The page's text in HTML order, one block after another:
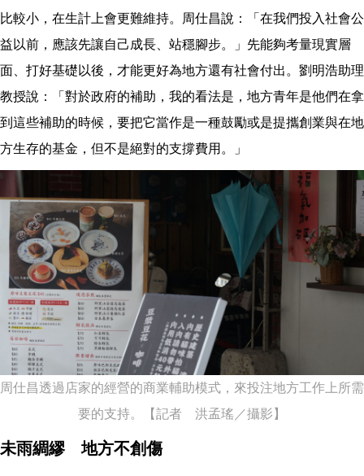
比較小，在生計上會更難維持。周仕昌說：「在我們投入社會公
益以前，應該先讓自己成長、站穩腳步。」先能夠考量現實層
面、打好基礎以後，才能更好為地方還有社會付出。劉明浩助理
教授說：「對於政府的補助，我的看法是，地方青年是他們在拿
到這些補助的時候，要把它當作是一種鼓勵或是提攜創業與在地
方生存的基金，但不是絕對的支撐費用。」
周仕昌透過店家的經營的商業輔助模式，來投注地方工作上所需
要的支持。【記者 洪孟瑤／攝影】
未雨綢繆 地方不創傷